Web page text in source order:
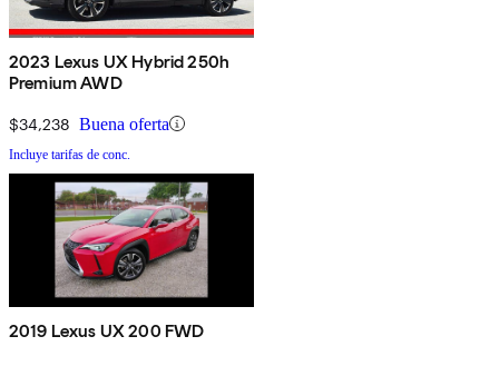
2023 Lexus UX Hybrid 250h
Premium AWD
$34,238 Buena oferta
Incluye tarifas de conc.
2019 Lexus UX 200 FWD